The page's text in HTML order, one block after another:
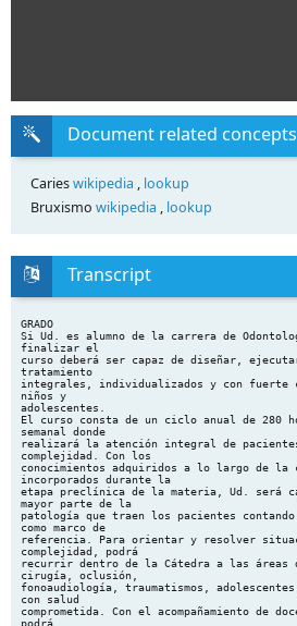
Document related concepts
Carieswikipedia , lookup
Bruxismo wikipedia , lookup
Transcript
GRADO Si Ud. es alumno de la carrera de Odontología en esta Facultad, al finalizar el curso deberá ser capaz de diseñar, ejecutar y evaluar planes de tratamiento integrales, individualizados y con fuerte componente preventivo en niños y adolescentes. El curso consta de un ciclo anual de 280 horas, de concurrencia semanal donde realizará la atención integral de pacientes de diversa complejidad. Con los conocimientos adquiridos a lo largo de la carrera y los incorporados durante la etapa preclínica de la materia, Ud. será capaz de resolver la mayor parte de la patología que traen los pacientes contando con docentes tutores como marco de referencia. Para orientar y resolver situaciones de mayor complejidad, podrá recurrir dentro de la Cátedra a las áreas de apoyo en: psicología, cirugía, oclusión, fonoaudiología, traumatismos, adolescentes, pacientes especiales y con salud comprometida. Con el acompañamiento de docentes tutores también podrá realizar consultas a otras Cátedras y a Instituciones especializadas. Ud. podrá optar, una vez aprobada la evaluación preclínica, realizar los trabajos prácticos (8 hs. semanales), en la Clínica de la Cátedra o dentro del ámbito hospitalario, con personal de planta calibrado en las siguientes sedes:  Hospital de Odontología Infantil Benito Quinquela Martín. Coordinación: Prof. Dra. Renee Di Nallo. Capacidad: 20 alumnos. Pedro de Mendoza 1795. Cap. Federal  Hospital Diego Thompson. Coordinación: Dr. Edgardo Nejammkis. (8 alumnos) Avellaneda 33. San Martín. Las condiciones de regularidad y promoción de la materia son: Asistencia: Teóricos 80% Clínica 80% Talleres de reflexión 100% Aprobar: Tres evaluaciones parciales Evaluación desempeño en la clínica Presentación y defensa del Tratamiento integral de un paciente. PROGRAMA ANALITICO - UNIDADES TEMATICAS 1. EPIDEMIOLOGIA 2. PSICOLOGIA 3. DOCUMENTACION DE LA ATENCION DEL NIÑO 4. RADIOLOGIA Y ODONTOPEDIATRIA 5. ERGONOMIA 6. ODONTOLOGIA PREVENTIVA 7. ESTOMATOLOGIA 8. ANOMALIAS DE LA DENTICION EN DESARROLLO 9. MATERIALES DENTALES Y OPERATORIA DENTAL 10. FARMACOLOGIA 11. PACIENTES CON RIESGO MEDICO INCREMENTADO 12. FONOAUDIOLOGIA Y ODONTOPEDIATRIA 13. EL NIÑO DISCAPACITADO 14. EJERCICIO DE LA ODONTOPEDIATRIA EN FUNCION DE NECESIDADES DE LA POBLACION 15. EL INFANTE DESDE LA CONCEPCION HASTA LOS TRES AÑOS 16. EL PREESCOLAR 17. EL ESCOLAR LAS 18. EL ADOLESCENTE 1. EPIDEMIOLOGIA 1. Enfermedades dentales frecuentes en niños y adolescentes (caries, enfermedad gingivoperiodontal, maloclusiones, alteraciones del desarrollo, lesiones traumáticas). 1. Cariología en niños. Epidemiología de la caries dental. Etiología: Placa bacteriana Hidratos de carbono (frecuencia, tipo, oportunidad). Enfoque de riesgo. Caries de superficies lisas. Lesión inicial, activa y detenida. Caries de fosas y fisuras. 2. Enfermedades gingivoperiodontales en el niño y en el adolescente. Epidemiología. Condicionantes periodontales normales de la dentición primaria y permanente. Patogenia de la enfermedad periodontal. Enfoque de riesgo 3. Epidemiología de los traumatismos dentarios. Prevención de los traumatismos. 2. PSICOLOGIA 1. Importancia del conocimiento de psicología evolutiva para la atención odontopediátrica. 2. Conducta. Definición. Ejemplos. Campos de la conducta. Ciclos vitales del desarrollo. Etapas y edades. 3. Psicología evolutiva (A. Gesell). 1. Crecimiento, desarrollo y maduración de la conducta del niño. 2. Características de las edades: Perfil de conducta: el infante, el preescolar el escolar y el adolescente. Conductas motriz, adaptativa, personal social y lenguaje según edad. 4. Psicología profunda 1. Estructura psíquica: niveles de funcionamiento (conciente, preconciente, inconciente). 2. Instancias psíquicas (ello, yo, superyo). Características. 3. Angustia y mecanismos de defensa. Su relación con la odontopediatría. Castración. Tiempo de elaboración. 4. Factores hereditarios y ambientales que influyen sobre el desarrollo. Los instintos 5. Etapas del desarrollo psicoinstintivo. Etapas evolutivas (oral, anal, genital infantil, latencia genital). 6. Introducción al estudio de los aspectos inconcientes de la atención odontopediátrica. La situación odontológica. Fantasías (concientes e inconcientes) y ansiedades (normales y patológicas) que originan.en el niño las maniobras odontológicas y el instrumental. Satisfacciones. Dificultades. Fatiga. Estrés. Actitudes. Transferencia y contratransferencia. Los miedos. 5. Introducción del niño a la odontopediatría. Primera visita. La sala de recepción. Motivación. Recaudos mínimos a tomar. Presencia de los padres en la consulta dental. Aceptación del tratamiento dental. 6. Perfil del odontólogo. 7. Relación odontólogo-psicoterapeuta. Tratamiento combinado odontólogo-psicoterapeuta. Su aporte al estudio del aspecto inconciente de la atención odontopediátrica 8. Psicoprofilaxis pre y pos quirúrgica 9. La familia: Objetivo y funciones. Diferentes tipos. Relación madrehijo-padre. 10. Psicología genética 1. Etapas del desarrollo de la inteligencia según Piaget. 2. Aplicación a la educación para la salud y motivación de cada período. 3. DOCUMENTACION DE LA ATENCION DEL NIÑO 1. Aspecto general del paciente. Diagnóstico inicial. 2. Examen y diagnóstico del paciente: Confección de la Historia Clínica 1. Historia del niño. 2. Examen clínico. Estudio de la oclusión Examen radiográfico. Confección de índices. Plan de Tratamiento 4. RADIOLOGIA Y ODONTOPEDIATRIA 1. Introducción del niño a la técnica radiológica. Consideraciones psicológicas. Importancia del examen radiológico. Edad dentaria. 2. Radiografía de aleta mordible. Su importancia en el diagnóstico precoz de la caries proximal incipiente. Técnicas. Diagnóstico. 3. Radiografía panorámica: Zonas anatómicas evaluables. Edad dentaria. Su ayuda en el descubrimiento de anomalías: fracturas, agenesias, supernumerarios, dientes retenidos, erupción ectópica, amelogénesis y odontogénesis imperfecta, etc. 4. Radiografía periapical: Su uso para diagnóstico. Traumatismos, tratamientos pulpares. Técnica de Clark. 5. Radiografía carpal: relación con el crecimiento y desarrollo del niño. 6. Radiografías oclusales. Telerradiografías. Otros métodos de diagnóstico por imágenes. Indicaciones 7. Protección: niño, profesional, madre y embarazada. 8. Desarrollo normal de dientes y maxilares de niños a través de radiografías 5. ERGONOMIA 1. Trabajo a cuatro y seis manos. Posición supina del paciente. Posición de 12 horas. Codificación del instrumental. Posición para el pase del instrumental. Posiciones de trabajo adecuadas para cada situación. Actos odontológicos (ejemplos). Preparación del niño para el trabajo a 4 y 6 manos. 2. Aplicación de medidas de bioseguridad 6. ODONTOLOGIA PREVENTIVA 1. Prevención de enfermedades producidas por la placa bacteriana (caries y enfermedad periodontal). 1. Hidratos de carbono. Tipo, frecuencia y oportunidad de su ingesta. Historia de dieta. Racionalización del consumo de azucares. Uso de sustitutos. 2. Control de la infección. Inactivación de cavidades abiertas. Control de la higiene: Enseñanza de cepillado de acuerdo a la evolución neuromuscular y psicoemocional del paciente. Frecuencia según consumo de hidratos de carbono. Uso de elementos auxiliares. 3. Refuerzo del huésped: 1. Estructural: Fluoruros. Características Fundamentos químicas. de Metabolismo. su uso. Toxicidad. Intoxicación aguda: Características y tratamiento. Dosis máxima segura. Intoxicación crónica: Fluorosis dental. Indice. Mecanismos de incorporación de los fluoruros a los tejidos dentarios. Mecanismos de acción. Fluoruros de administración sistémica. Fluoración del agua de consumo. Fluoración de la sal. Administración de suplementos fluorados: Gotas, tabletas. Dosis. Fluoruros tópicos. Fluoruros de alta concentración: Soluciones. Geles. Barnices. Geles de Autoaplicación. Fluoruros de baja concentración: Enjuagatorios. Dentífricos. Nuevos agentes fluorados. El flúor y la madre embarazada. Uso de Clorhexidina al 10 %. 2. Morfológico: Selladores. Diagnóstico diferencial entre surco profundo, surco con caries y surco mineralizado. Indicaciones de los selladores. Técnica de aplicación. 4. Mancha blanca. Características de la lesión incipiente de caries. Diagnóstico y tratamiento. 5. Prevención de enfermedades gíngivoperiodontales. Técnica de cepillado de acuerdo a la edad. Uso de Clorhexidina al 0,12%. 7. ESTOMATOLOGIA 1. Anomalías del desarrollo y cambios en los tejidos blandos. (lengua fisurada, fisuras congénitas, Gránulos de Fordyce, etc) 2. Lesiones benignas de la superficie mucosa (Hiperqueratosis focal, candidiasis, glositis, petequias, equimosis, mácula melanótica bucal). 3. Lesiones rojas y ulceradas (aftas, herpes, gíngivoestomatitis herpética, queilitis angular, eritema puntiforme, glositis romboide). 4. Lesiones papilares (papiloma escamoso, verruga vulgar, hiperplasia papilar, granuloma piógeno, linfangioma, hemangioma congénito). 5. Quistes y seudoquistes (Quistes palatinos y dentales del recién nacido, Quiste y hematoma de erupción). 6. Accidentes (quemaduras, luxaciones, etc.) 8. ANOMALIAS DE LA DENTICION EN DESARROLLO 1. Anomalías de número (hiperodoncia, hipodoncia) 2. Anomalías de tamaño (Microdoncia, macrodoncia, geminación). 3. Anomalías de estructura (del esmalte, de la dentina, del cemento) 4. Anomalías de color 9. MATERIALES DENTALES Y OPERATORIA DENTAL 1. Características de la operatoria dental en Odontopediatría. Su objetivo e inclusión dentro del Plan de Tratamiento. 2. Anatomía e histología de las piezas primarias con relación a la operatoria dental. Diferencias entre piezas primarias y permanentes. 3. Preparaciones cavitarias. Métodos para su realización: instrumental de mano, rotatorio, aire abrasivo. 4. Control de la humedad: Aislamiento relativo y absoluto. 5. Salud Pulpar: Uso de detectores de caries. Protección dentinopulpar 6. Alternativas Restauradoras: 1. Inactivación de caries 1. Oxido de Zinc-eugenol 2. Ionómeros Vítreos. Técnica TRA 2. Restaurac